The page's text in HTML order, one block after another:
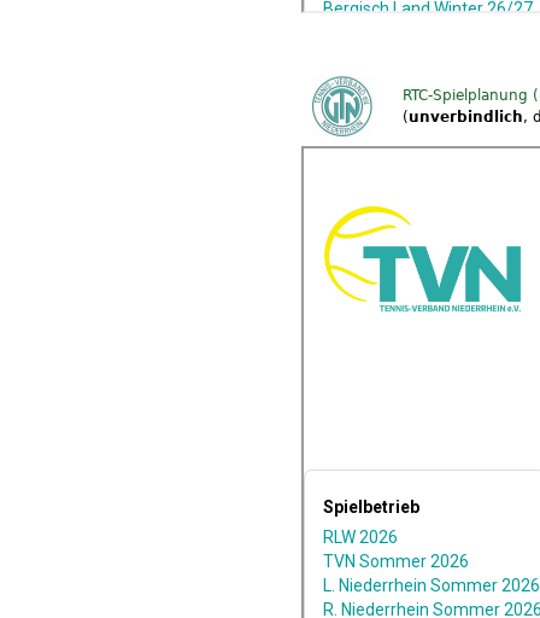
RTC-Spielplanung
(unverbindlich,